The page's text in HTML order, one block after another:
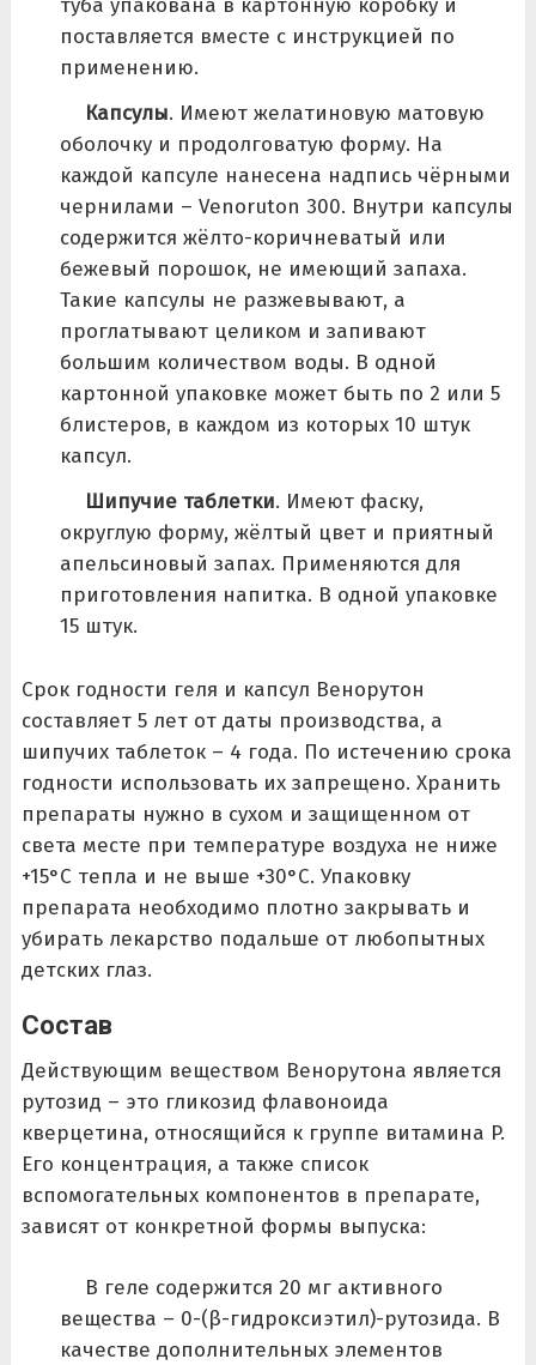
туба упакована в картонную коробку и
поставляется вместе с инструкцией по
применению.
Капсулы. Имеют желатиновую матовую
оболочку и продолговатую форму. На
каждой капсуле нанесена надпись чёрными
чернилами – Venoruton 300. Внутри капсулы
содержится жёлто-коричневатый или
бежевый порошок, не имеющий запаха.
Такие капсулы не разжевывают, а
проглатывают целиком и запивают
большим количеством воды. В одной
картонной упаковке может быть по 2 или 5
блистеров, в каждом из которых 10 штук
капсул.
Шипучие таблетки. Имеют фаску,
округлую форму, жёлтый цвет и приятный
апельсиновый запах. Применяются для
приготовления напитка. В одной упаковке
15 штук.
Срок годности геля и капсул Венорутон
составляет 5 лет от даты производства, а
шипучих таблеток – 4 года. По истечению срока
годности использовать их запрещено. Хранить
препараты нужно в сухом и защищенном от
света месте при температуре воздуха не ниже
+15°C тепла и не выше +30°C. Упаковку
препарата необходимо плотно закрывать и
убирать лекарство подальше от любопытных
детских глаз.
Состав
Действующим веществом Венорутона является
рутозид – это гликозид флавоноида
кверцетина, относящийся к группе витамина P.
Его концентрация, а также список
вспомогательных компонентов в препарате,
зависят от конкретной формы выпуска:
В геле содержится 20 мг активного
вещества – 0-(β-гидроксиэтил)-рутозида. В
качестве дополнительных элементов